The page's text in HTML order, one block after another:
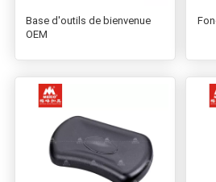
Base d'outils de bienvenue
OEM